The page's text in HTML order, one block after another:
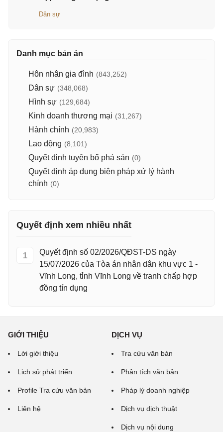
Dân sự
Danh mục bản án
Hôn nhân gia đình (843,252)
Dân sự (348,068)
Hình sự (129,684)
Kinh doanh thương mại (31,267)
Hành chính (20,983)
Lao động (8,101)
Quyết định tuyên bố phá sản (0)
Quyết định áp dụng biện pháp xử lý hành
chính (0)
Quyết định xem nhiều nhất
1
Quyết định số 02/2026/QĐST-DS ngày
15/07/2026 của Tòa án nhân dân khu vực 1 -
Vĩnh Long, tỉnh Vĩnh Long về tranh chấp hợp
đồng tín dụng
GIỚI THIỆU
Lời giới thiệu
Lịch sử phát triển
Profile Tra cứu văn bản
Liên hệ
DỊCH VỤ
Tra cứu văn bản
Phân tích văn bản
Pháp lý doanh nghiệp
Dịch vụ dịch thuật
Dịch vụ nội dung